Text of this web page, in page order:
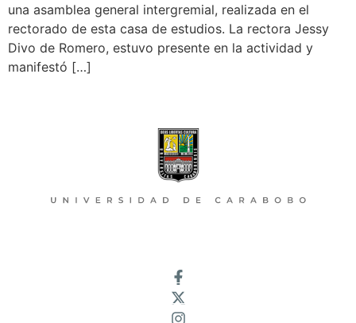
una asamblea general intergremial, realizada en el
rectorado de esta casa de estudios. La rectora Jessy
Divo de Romero, estuvo presente en la actividad y
manifestó […]